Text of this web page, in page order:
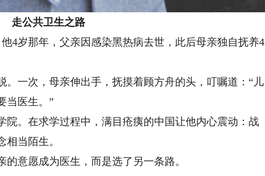
走公共卫生之路
岁那年，父亲因感染黑热病去世，此后母亲独自抚养4
一次，母亲伸出手，抚摸着顾方舟的头，叮嘱道：“儿
当医生。”
。在求学过程中，满目疮痍的中国让他内心震动：战
当陌生。
意愿成为医生，而是选了另一条路。